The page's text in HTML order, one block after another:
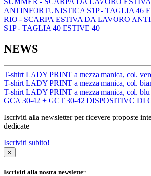
ANTINFORTUNISTICA S1P - TAGLIA 46
RIO - SCARPA ESTIVA DA LAVORO
S1P - TAGLIA 40 ESTIVE 40
NEWS
T-shirt LADY PRINT a mezza manica, col.
T-shirt LADY PRINT a mezza manica, col.
T-shirt LADY PRINT a mezza manica, col.
GCA 30-42 + GCT 30-42 DISPOSITIVO DI
Iscriviti alla newsletter per ricevere proposte
dedicate
Iscriviti subito!
×
Iscriviti alla nostra newsletter